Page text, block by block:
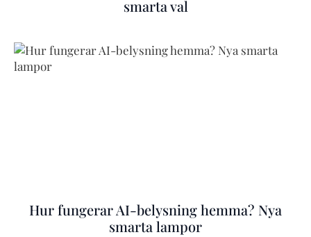
smarta val
Hur fungerar AI-belysning hemma? Nya
smarta lampor